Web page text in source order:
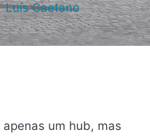
Luís Caetano
um hub, mas